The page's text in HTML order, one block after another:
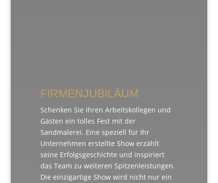
FIRMENJUBILÄUM
Schenken Sie Ihren Arbeitskollegen und
Gästen ein tolles Fest mit der
Sandmalerei. Eine speziell für Ihr
Unternehmen erstellte Show erzählt
seine Erfolgsgeschichte und inspiriert
das Team zu weiteren Spitzenleistungen.
Die einzigartige Show wird nicht nur ein